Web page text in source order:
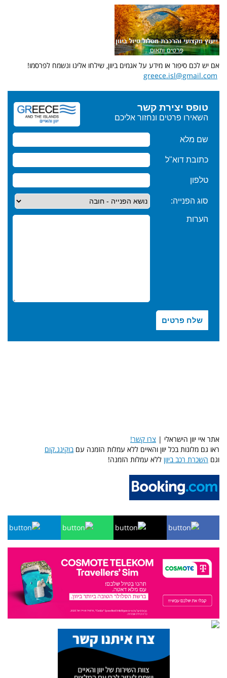
אם יש לכם סיפור או מידע על אגמים ביוון, שילחו אלינו ונשמח לפרסמו!
greece.isl@gmail.com
אתר איי יוון הישראלי | צרו קשר!
ראו גם מלונות בכל יוון והאיים ללא עמלות הזמנה עםבוקינג.קום
וגם השכרת רכב ביוון ללא עמלות הזמנה!